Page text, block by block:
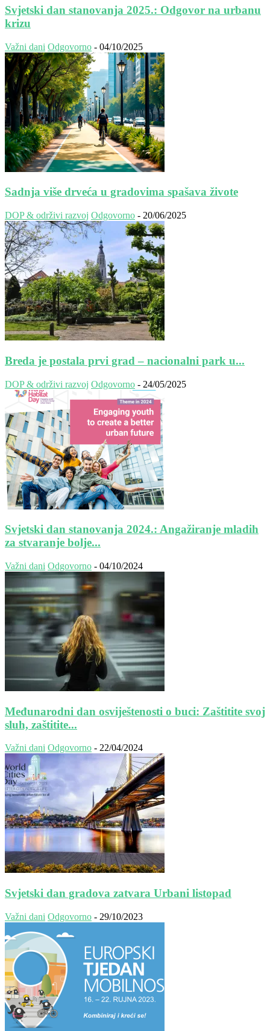
Svjetski dan stanovanja 2025.: Odgovor na urbanu
krizu
Važni dani Odgovorno - 04/10/2025
Sadnja više drveća u gradovima spašava živote
DOP & održivi razvoj Odgovorno - 20/06/2025
Breda je postala prvi grad – nacionalni park u...
DOP & održivi razvoj Odgovorno - 24/05/2025
Svjetski dan stanovanja 2024.: Angažiranje mladih
za stvaranje bolje...
Važni dani Odgovorno - 04/10/2024
Međunarodni dan osviještenosti o buci: Zaštitite svoj
sluh, zaštitite...
Važni dani Odgovorno - 22/04/2024
Svjetski dan gradova zatvara Urbani listopad
Važni dani Odgovorno - 29/10/2023